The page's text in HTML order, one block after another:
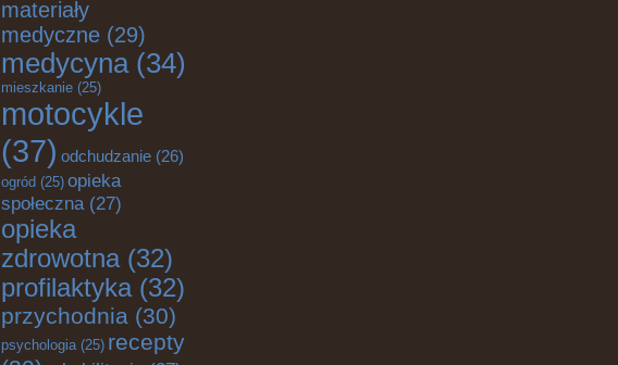
materiały
medyczne (29)
medycyna(34)
mieszkanie (25)
motocykle
(37) odchudzanie (26)
ogród (25) opieka
społeczna(27)
opieka
zdrowotna(32)
profilaktyka(32)
przychodnia (30)
psychologia(25) recepty